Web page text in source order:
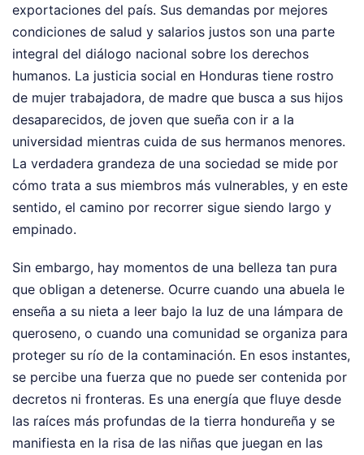
exportaciones del país. Sus demandas por mejores
condiciones de salud y salarios justos son una parte
integral del diálogo nacional sobre los derechos
humanos. La justicia social en Honduras tiene rostro
de mujer trabajadora, de madre que busca a sus hijos
desaparecidos, de joven que sueña con ir a la
universidad mientras cuida de sus hermanos menores.
La verdadera grandeza de una sociedad se mide por
cómo trata a sus miembros más vulnerables, y en este
sentido, el camino por recorrer sigue siendo largo y
empinado.
Sin embargo, hay momentos de una belleza tan pura
que obligan a detenerse. Ocurre cuando una abuela le
enseña a su nieta a leer bajo la luz de una lámpara de
queroseno, o cuando una comunidad se organiza para
proteger su río de la contaminación. En esos instantes,
se percibe una fuerza que no puede ser contenida por
decretos ni fronteras. Es una energía que fluye desde
las raíces más profundas de la tierra hondureña y se
manifiesta en la risa de las niñas que juegan en las